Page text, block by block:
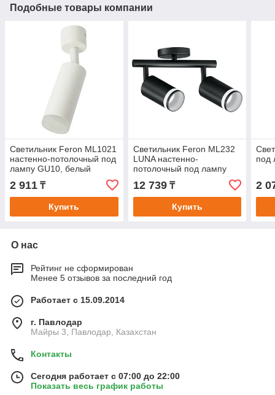
Подобные товары компании
Светильник Feron ML1021
настенно-потолочный под
лампу GU10, белый
2 911 ₸
Купить
Светильник Feron ML232
LUNA настенно-
потолочный под лампу
GU10, черный
12 739₸
Купить
под
2
О нас
Рейтинг не сформирован
Менее 5 отзывов за последний год
Работает с 15.09.2014
г. Павлодар
Майры 3, Павлодар, Казахстан
Контакты
Сегодня работает с 07:00 до 22:00
Показать весь график работы